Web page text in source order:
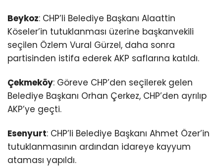
Beykoz: CHP’li Belediye Başkanı Alaattin
Köseler’in tutuklanması üzerine başkanvekili
seçilen Özlem Vural Gürzel, daha sonra
partisinden istifa ederek AKP saflarına katıldı.
Çekmeköy: Göreve CHP’den seçilerek gelen
Belediye Başkanı Orhan Çerkez, CHP’den ayrılıp
AKP’ye geçti.
Esenyurt: CHP’li Belediye Başkanı Ahmet Özer’in
tutuklanmasının ardından idareye kayyum
ataması yapıldı.